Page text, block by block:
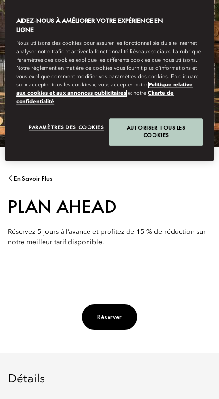
En Savoir Plus
PLAN AHEAD
Réservez 5 jours à l’avance et profitez de 15 % de réduction sur
notre meilleur tarif disponible.
Réserver
Détails
AIDEZ-NOUS À AMÉLIORER VOTRE EXPÉRIENCE EN
LIGNE
Nous utilisons des cookies pour assurer les fonctionnalités du site Internet,
analyser notre trafic et activer la fonctionnalité Réseaux sociaux. La rubrique
Paramètres des cookies explique les différents cookies que nous utilisons.
Notre règlement en matière de cookies vous fournit plus d’informations et
vous explique comment modifier vos paramètres des cookies. En cliquant
sur « accepter tous les cookies », vous acceptez notre Politique relative
aux cookies et aux annonces publicitaires et notreCharte de
confidentialité
PARAMÈTRES DES COOKIES
AUTORISER TOUS LES
COOKIES